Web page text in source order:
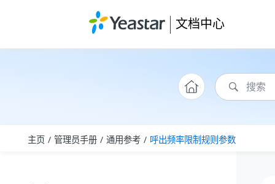
文档中心
主页 管理员手册 通用参考 呼出频率限制规则参数